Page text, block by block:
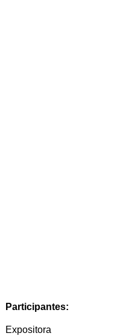
Participantes:
Expositora